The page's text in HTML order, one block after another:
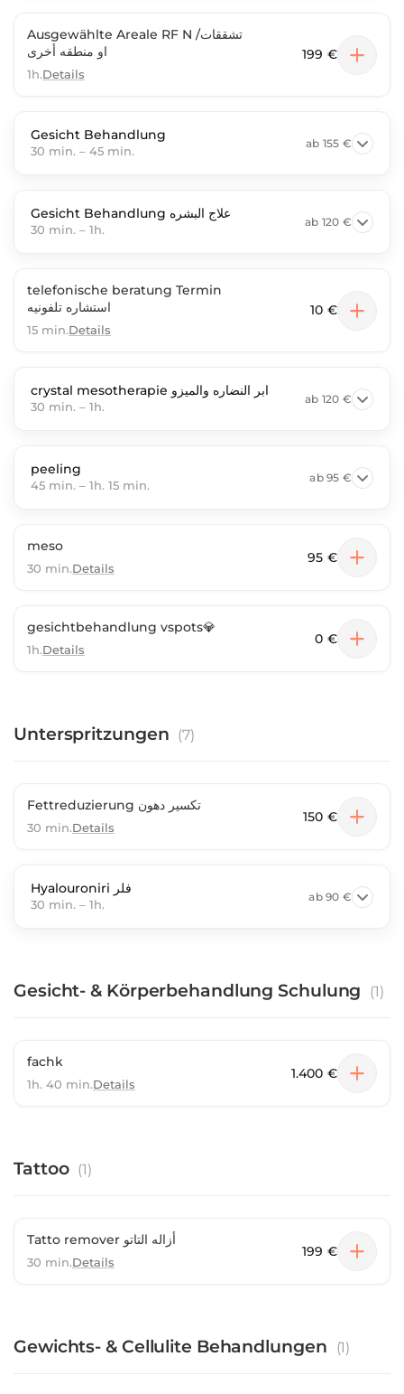
Ausgewählte Areale RF N /تشققات
او منطقه أخرى
1h.Details
199 €
Gesicht Behandlung
30 min. – 45 min.
ab 155 €
Gesicht Behandlung علاج البشره
30 min. – 1h.
ab 120 €
telefonische beratung Termin
استشاره تلفونيه
15 min.Details
10 €
crystal mesotherapie ابر النضاره والميزو
30 min. – 1h.
ab 120 €
peeling
45 min. – 1h. 15 min.
ab95 €
meso
30 min.Details
95 €
gesichtbehandlung vspots💎
1h.Details
0 €
Unterspritzungen (7)
Fettreduzierung تكسير دهون
30 min.Details
150 €
Hyalouroniri فلر
30 min. – 1h.
ab90 €
Gesicht- & Körperbehandlung Schulung (1)
fachk
1h. 40 min.Details
1.400 €
Tattoo (1)
Tatto remover أزاله التاتو
30 min.Details
199 €
Gewichts- & Cellulite Behandlungen (1)